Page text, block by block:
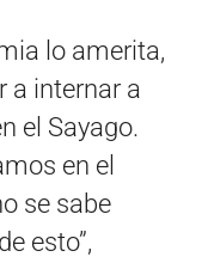
lo amerita,
a internar a
el Sayago.
en el
se sabe
esto”,